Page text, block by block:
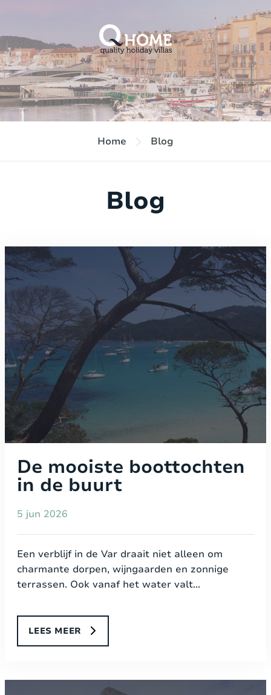
Home Blog
Blog
De mooiste boottochten
in de buurt
5 jun 2026
Een verblijf in de Var draait niet alleen om
charmante dorpen, wijngaarden en zonnige
terrassen. Ook vanaf het water valt...
LEES MEER